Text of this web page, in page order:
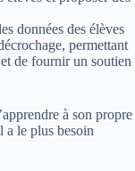
données des élèves
permettant
de fournir un soutien
à son propre
a le plus besoin